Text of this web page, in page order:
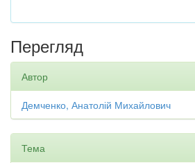
Перегляд
Автор
Демченко, Анатолій Михайлович
Тема